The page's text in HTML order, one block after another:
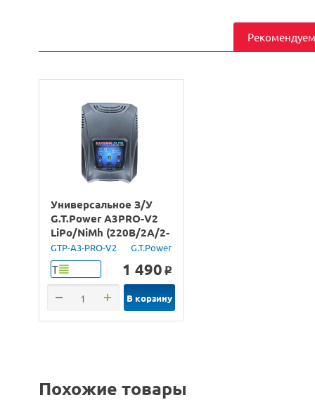
Универсальное З/У
G.T.Power A3PRO-V2
LiPo/NiMh (220В/2A/2-
3S) Tamiya/Mini Tamiya
GTP-A3-PRO-V2 G.T.Power
Т 1 490 o
В корзину
Похожие товары